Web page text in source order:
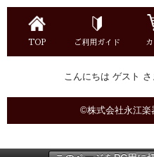
TOP ご利用ガイド
こんにちは ゲスト さ
©株式会社永江楽